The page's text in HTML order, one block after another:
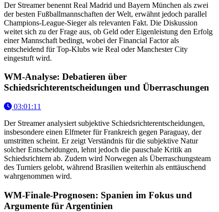
Der Streamer benennt Real Madrid und Bayern München als zwei
der besten Fußballmannschaften der Welt, erwähnt jedoch parallel
Champions-League-Sieger als relevanten Fakt. Die Diskussion
weitet sich zu der Frage aus, ob Geld oder Eigenleistung den Erfolg
einer Mannschaft bedingt, wobei der Financial Factor als
entscheidend für Top-Klubs wie Real oder Manchester City
eingestuft wird.
WM-Analyse: Debatieren über
Schiedsrichterentscheidungen und Überraschungen
03:01:11
Der Streamer analysiert subjektive Schiedsrichterentscheidungen,
insbesondere einen Elfmeter für Frankreich gegen Paraguay, der
umstritten scheint. Er zeigt Verständnis für die subjektive Natur
solcher Entscheidungen, lehnt jedoch die pauschale Kritik an
Schiedsrichtern ab. Zudem wird Norwegen als Überraschungsteam
des Turniers gelobt, während Brasilien weiterhin als enttäuschend
wahrgenommen wird.
WM-Finale-Prognosen: Spanien im Fokus und
Argumente für Argentinien